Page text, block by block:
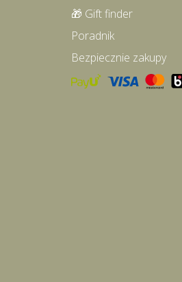
🎁 Gift finder
Poradnik
Bezpiecznie zakupy